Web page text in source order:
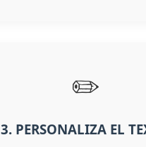
✏️
3. PERSONALIZA EL